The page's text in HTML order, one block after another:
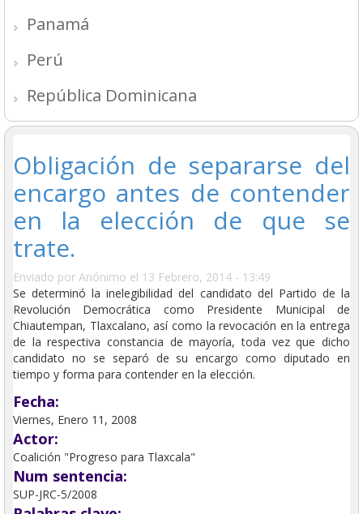
Panamá
Perú
República Dominicana
Obligación de separarse del
encargo antes de contender
en la elección de que se
trate.
Enviado por Anónimo el 13 Febrero, 2014 - 13:49
Se determinó la inelegibilidad del candidato del Partido de la
Revolución Democrática como Presidente Municipal de
Chiautempan, Tlaxcalano, así como la revocación en la entrega
de la respectiva constancia de mayoría, toda vez que dicho
candidato no se separó de su encargo como diputado en
tiempo y forma para contender en la elección.
Fecha:
Viernes, Enero 11, 2008
Actor:
Coalición "Progreso para Tlaxcala"
Num sentencia:
SUP-JRC-5/2008